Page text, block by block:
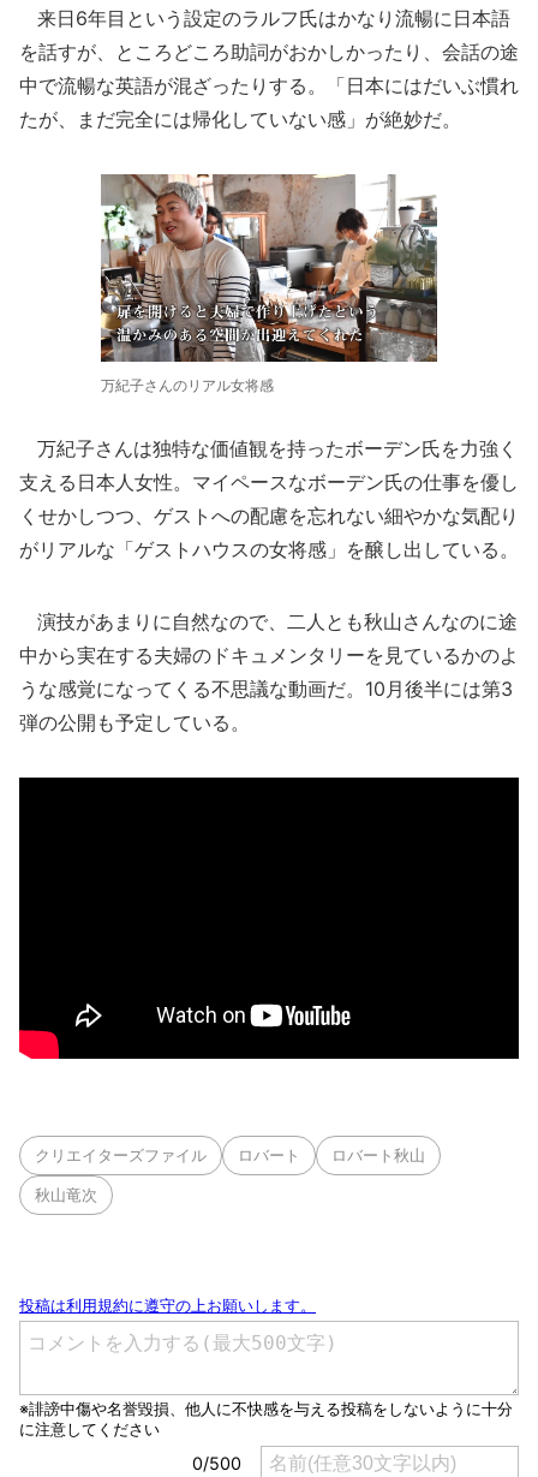
来日6年目という設定のラルフ氏はかなり流暢に日本語
を話すが、ところどころ助詞がおかしかったり、会話の途
中で流暢な英語が混ざったりする。「日本にはだいぶ慣れ
たが、まだ完全には帰化していない感」が絶妙だ。
万紀子さんのリアル女将感
万紀子さんは独特な価値観を持ったボーデン氏を力強く
支える日本人女性。マイペースなボーデン氏の仕事を優し
くせかしつつ、ゲストへの配慮を忘れない細やかな気配り
がリアルな「ゲストハウスの女将感」を醸し出している。
演技があまりに自然なので、二人とも秋山さんなのに途
中から実在する夫婦のドキュメンタリーを見ているかのよ
うな感覚になってくる不思議な動画だ。10月後半には第3
弾の公開も予定している。
クリエイターズファイル ロバート ロバート秋山
秋山竜次